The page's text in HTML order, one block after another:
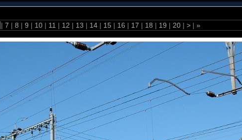
| 7 | 8 | 9 | 10 | 11 | 12 | 13 | 14 | 15 | 16 | 17 | 18 | 19 | 20 | > | »